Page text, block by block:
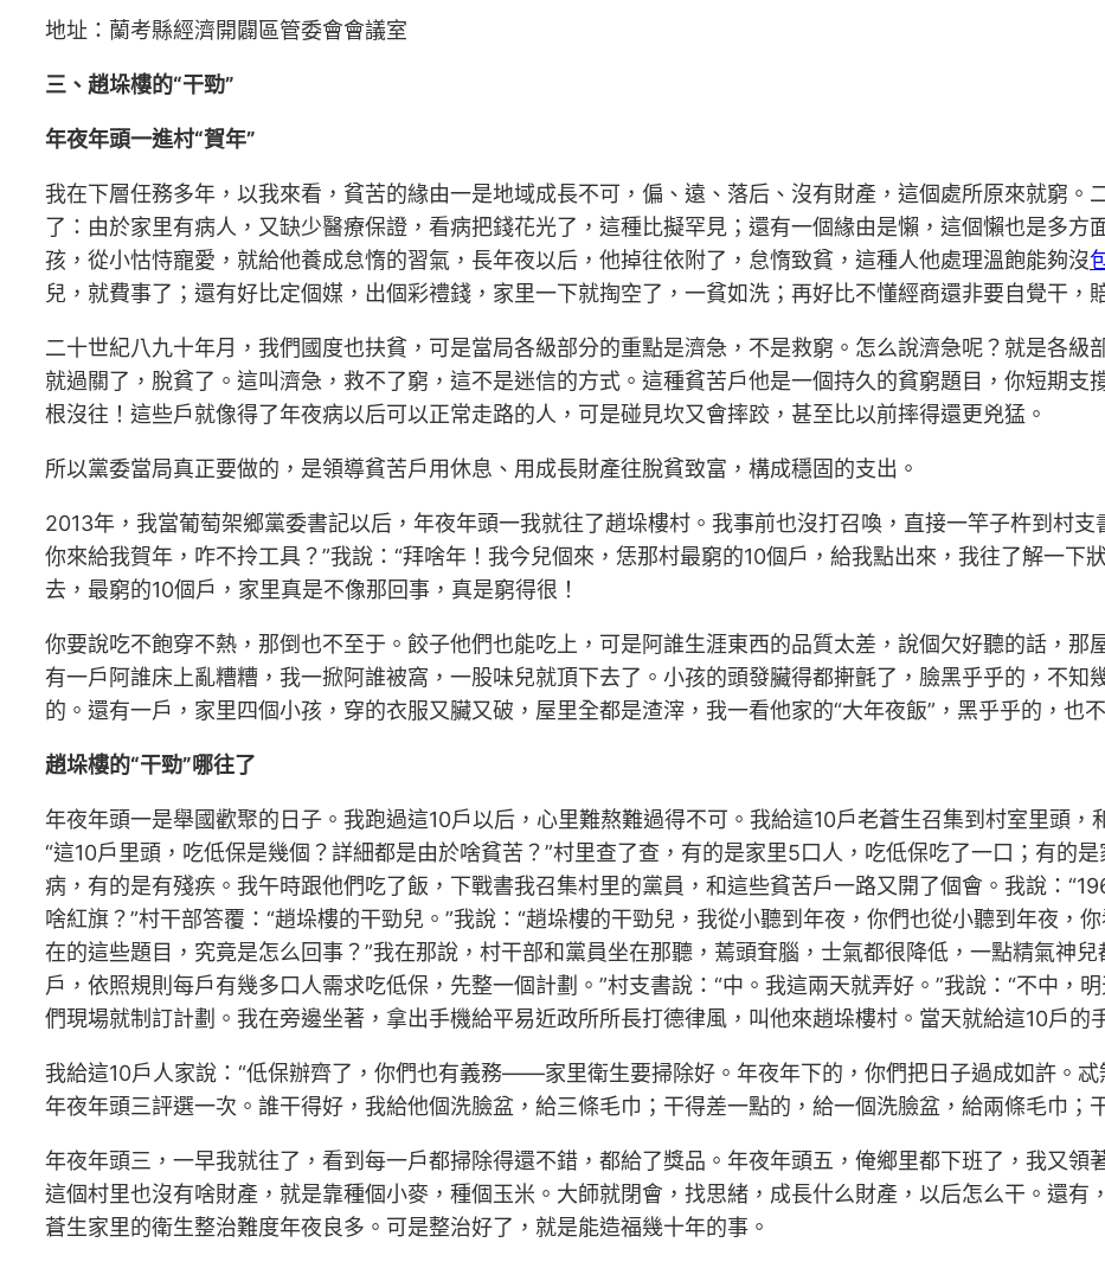
地址：蘭考縣經濟開闢區管委會會議室
三、趙垛樓的“干勁”
年夜年頭一進村“賀年”
我在下層任務多年，以我來看，貧苦的緣由一是地域成長不可，偏、遠、落后、沒有財產，這個處所原來就窮。
了：由於家里有病人，又缺少醫療保證，看病把錢花光了，這種比擬罕見；還有一個緣由是懶，這個懶也是多方
孩，從小怙恃寵愛，就給他養成怠惰的習氣，長年夜以后，他掉往依附了，怠惰致貧，這種人他處理溫飽能夠沒
兒，就費事了；還有好比定個媒，出個彩禮錢，家里一下就掏空了，一貧如洗；再好比不懂經商還非要自覺干，
二十世紀八九十年月，我們國度也扶貧，可是當局各級部分的重點是濟急，不是救窮。怎么說濟急呢？就是各級
就過關了，脫貧了。這叫濟急，救不了窮，這不是迷信的方式。這種貧苦戶他是一個持久的貧窮題目，你短期支
根沒往！這些戶就像得了年夜病以后可以正常走路的人，可是碰見坎又會摔跤，甚至比以前摔得還更兇猛。
所以黨委當局真正要做的，是領導貧苦戶用休息、用成長財產往脫貧致富，構成穩固的支出。
2013年，我當葡萄架鄉黨委書記以后，年夜年頭一我就往了趙垛樓村。我事前也沒打召喚，直接一竿子杵到村支
你來給我賀年，咋不拎工具？”我說：“拜啥年！我今兒個來，恁那村最窮的10個戶，給我點出來，我往了解一下
去，最窮的10個戶，家里真是不像那回事，真是窮得很！
你要說吃不飽穿不熱，那倒也不至于。餃子他們也能吃上，可是阿誰生涯東西的品質太差，說個欠好聽的話，那
有一戶阿誰床上亂糟糟，我一掀阿誰被窩，一股味兒就頂下去了。小孩的頭發臟得都搟氈了，臉黑乎乎的，不知
的。還有一戶，家里四個小孩，穿的衣服又臟又破，屋里全都是渣滓，我一看他家的“大年夜飯”，黑乎乎的，也
趙垛樓的“干勁”哪往了
年夜年頭一是舉國歡聚的日子。我跑過這10戶以后，心里難熬難過得不可。我給這10戶老蒼生召集到村室里頭，
“這10戶里頭，吃低保是幾個？詳細都是由於啥貧苦？”村里查了查，有的是家里5口人，吃低保吃了一口；有的
病，有的是有殘疾。我午時跟他們吃了飯，下戰書我召集村里的黨員，和這些貧苦戶一路又開了個會。我說：
啥紅旗？”村干部答覆：“趙垛樓的干勁兒。”我說：“趙垛樓的干勁兒，我從小聽到年夜，你們也從小聽到年夜，
在的這些題目，究竟是怎么回事？”我在那說，村干部和黨員坐在那聽，蔫頭耷腦，士氣都很降低，一點精氣神
戶，依照規則每戶有幾多口人需求吃低保，先整一個計劃。”村支書說：“中。我這兩天就弄好。”我說：“不中，
們現場就制訂計劃。我在旁邊坐著，拿出手機給平易近政所所長打德律風，叫他來趙垛樓村。當天就給這10戶的
我給這10戶人家說：“低保辦齊了，你們也有義務——家里衛生要掃除好。年夜年下的，你們把日子過成如許。忒
年夜年頭三評選一次。誰干得好，我給他個洗臉盆，給三條毛巾；干得差一點的，給一個洗臉盆，給兩條毛巾；
年夜年頭三，一早我就往了，看到每一戶都掃除得還不錯，都給了獎品。年夜年頭五，俺鄉里都下班了，我又領
這個村里也沒有啥財產，就是靠種個小麥，種個玉米。大師就閉會，找思緒，成長什么財產，以后怎么干。還有
蒼生家里的衛生整治難度年夜良多。可是整治好了，就是能造福幾十年的事。